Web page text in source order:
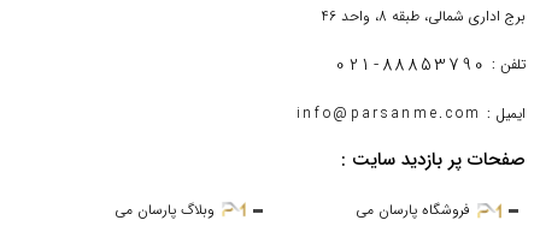
برج اداری شمالی، طبقه 8، واحد 46
تلفن : 021-88853790
ایمیل : info@parsanme.com
صفحات پر بازدید سایت :
فروشگاه پارسان می وبلاگ پارسان می